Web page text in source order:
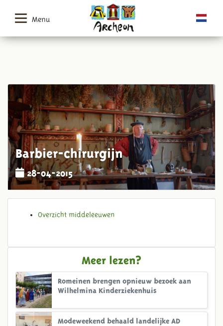
Menu
Barbier-chirurgijn
28-04-2015
Overzicht middeleeuwen
Meer lezen?
Romeinen brengen opnieuw bezoek aan
Wilhelmina Kinderziekenhuis
Modeweekend behaald landelijke AD